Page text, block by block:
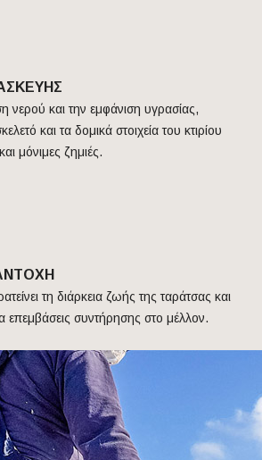
νερού και την εμφάνιση υγρασίας,
και τα δομικά στοιχεία του κτιρίου
μόνιμες ζημιές.
τη διάρκεια ζωής της ταράτσας και
επεμβάσεις συντήρησης στο μέλλον.